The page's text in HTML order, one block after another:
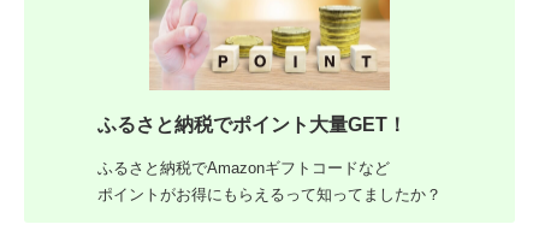
ふるさと納税でポイント大量GET！
ふるさと納税でAmazonギフトコードなど
ポイントがお得にもらえるって知ってましたか？